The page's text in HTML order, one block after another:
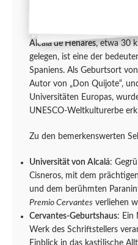
Alcalá de Henares, etwa 30
gelegen, ist eine der
Spaniens. Als Geburtsort von
Autor von „Don Quijote“,
Universitäten Europas,
UNESCO-Weltkulturerbe
Zu den bemerkenswerten
Universität von Alcalá:
Cisneros, mit dem
und dem berühmten
Premio Cervantes verliehen
Cervantes-Geburtshaus: Ein
Werk des Schriftstellers
Einblick in das kastilische